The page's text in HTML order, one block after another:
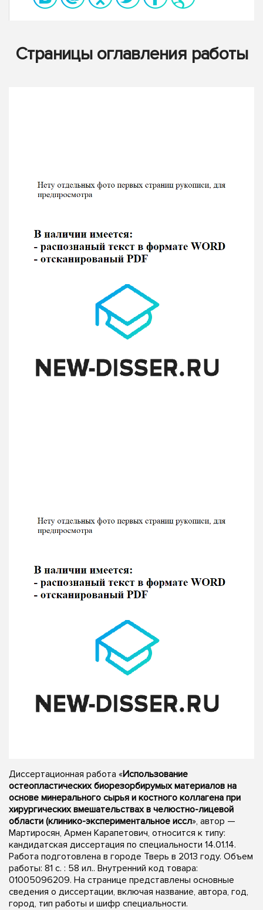
Страницы оглавления работы
Диссертационная работа «Использование
остеопластических биорезорбирумых материалов на
основе минерального сырья и костного коллагена при
хирургических вмешательствах в челюстно-лицевой
области (клинико-экспериментальное иссл», автор —
Мартиросян, Армен Карапетович, относится к типу:
кандидатская диссертация по специальности 14.01.14.
Работа подготовлена в городе Тверь в 2013 году. Объем
работы: 81 с. : 58 ил.. Внутренний код товара:
01005096209. На странице представлены основные
сведения о диссертации, включая название, автора, год,
город, тип работы и шифр специальности.